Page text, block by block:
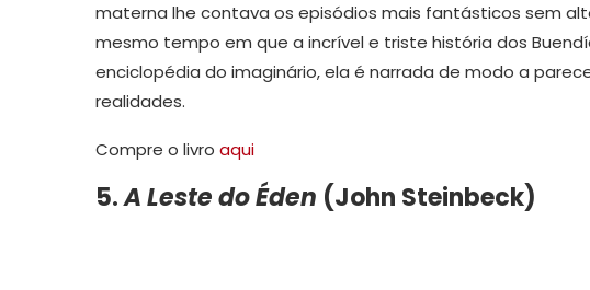
materna lhe contava os episódios mais fantásticos sem
mesmo tempo em que a incrível e triste história dos
enciclopédia do imaginário, ela é narrada de modo a
realidades.
Compre o livro aqui
5.A Leste do Éden (John Steinbeck)